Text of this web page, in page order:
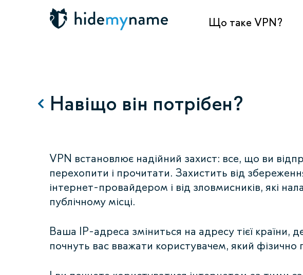
Що таке VPN?
Навіщо він потрібен?
VPN встановлює надійний захист: все, що ви
перехопити і прочитати. Захистить від
інтернет-провайдером і від зловмисників, які
публічному місці.
Ваша IP-адреса зміниться на адресу тієї країни,
почнуть вас вважати користувачем, який фізично